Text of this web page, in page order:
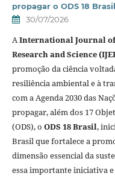
propagar o ODS 18 Brasil
30/07/2026
AInternational Journal
Research and Science
promoção da ciência
resiliência ambiental e à
com a Agenda 2030 das
propagar, além dos 17
(ODS), o ODS 18 Brasil,
Brasil que fortalece a
dimensão essencial da
essa importante iniciativa